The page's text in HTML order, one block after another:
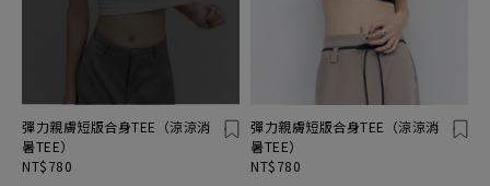
彈力親膚短版合身TEE（涼涼消
暑TEE）
NT$780
彈力親膚短版合身TEE（涼涼消
暑TEE）
NT$780